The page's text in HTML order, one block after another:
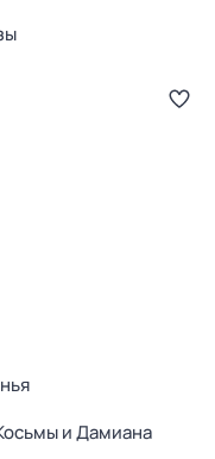
и Дамиана